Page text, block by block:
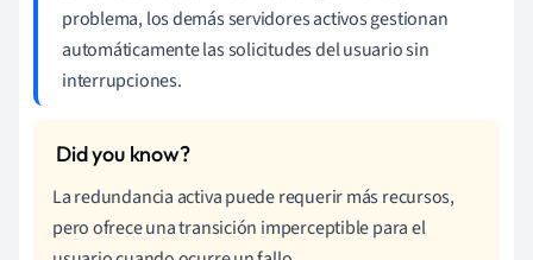
problema, los demás servidores activos gestionan
automáticamente las solicitudes del usuario sin
interrupciones.
La redundancia activa puede requerir más recursos,
pero ofrece una transición imperceptible para el